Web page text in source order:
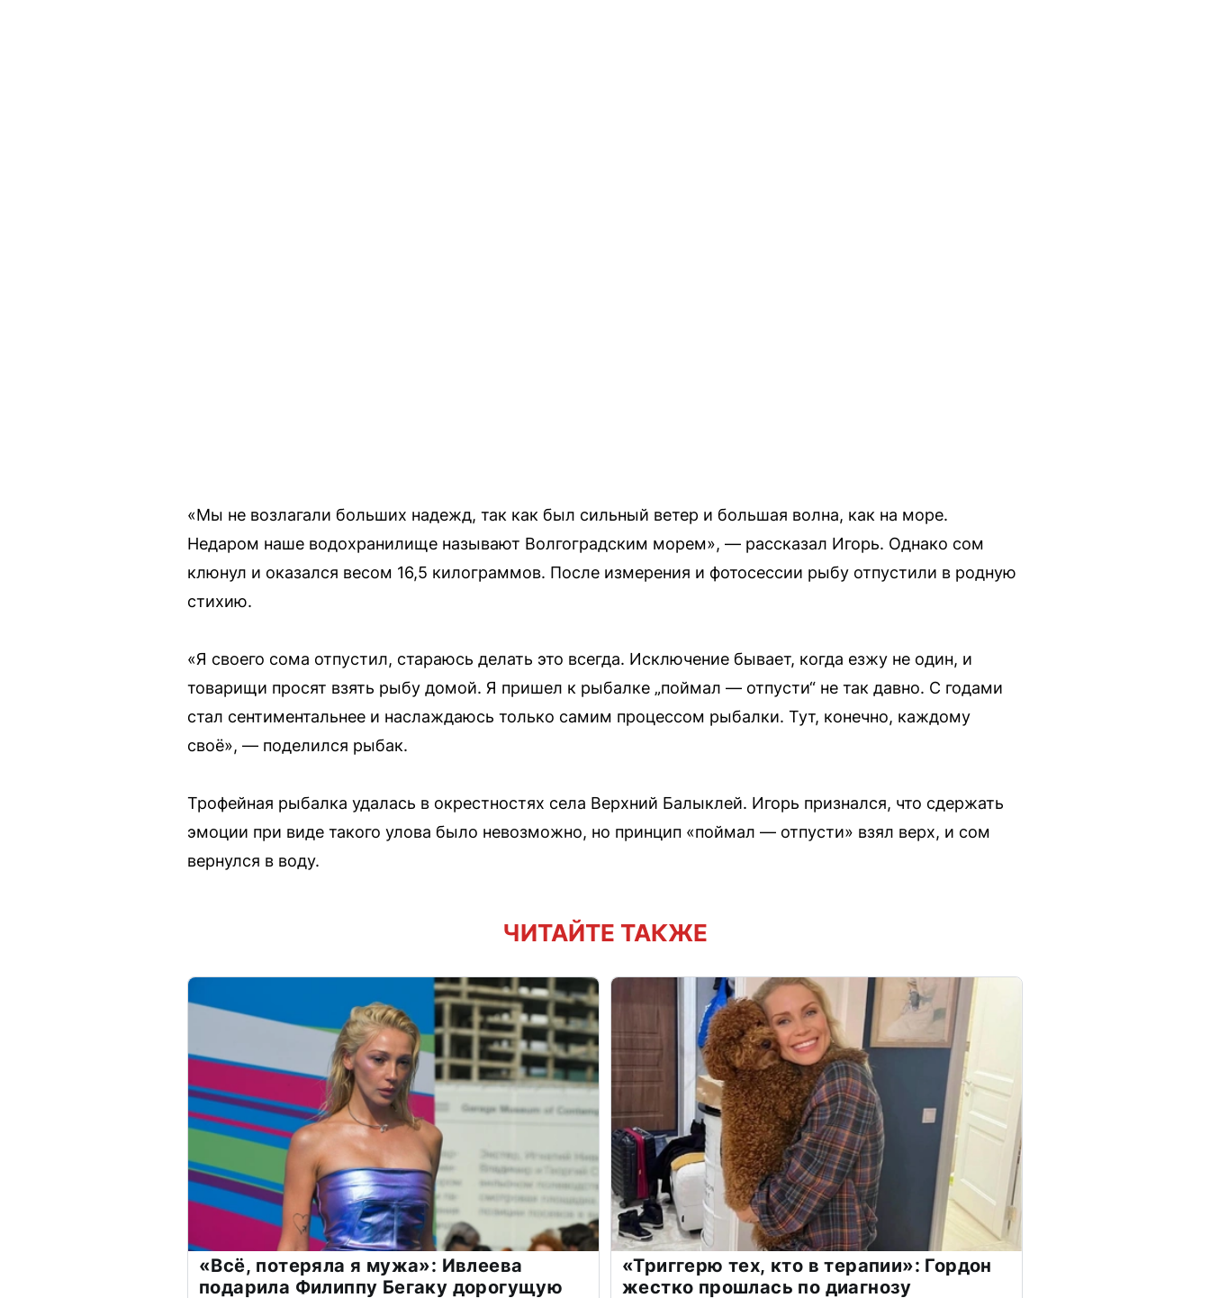
«Мы не возлагали больших надежд, так как был сильный ветер и большая волна, как на море.
Недаром наше водохранилище называют Волгоградским морем», — рассказал Игорь. Однако сом
клюнул и оказался весом 16,5 килограммов. После измерения и фотосессии рыбу отпустили в родную
стихию.
«Я своего сома отпустил, стараюсь делать это всегда. Исключение бывает, когда езжу не один, и
товарищи просят взять рыбу домой. Я пришел к рыбалке „поймал — отпусти“ не так давно. С годами
стал сентиментальнее и наслаждаюсь только самим процессом рыбалки. Тут, конечно, каждому
своё», — поделился рыбак.
Трофейная рыбалка удалась в окрестностях села Верхний Балыклей. Игорь признался, что сдержать
эмоции при виде такого улова было невозможно, но принцип «поймал — отпусти» взял верх, и сом
вернулся в воду.
ЧИТАЙТЕ ТАКЖЕ
«Всё, потеряла я мужа»: Ивлеева
подарила Филиппу Бегаку дорогущую
«Триггерю тех, кто в терапии»: Гордон
жестко прошлась по диагнозу